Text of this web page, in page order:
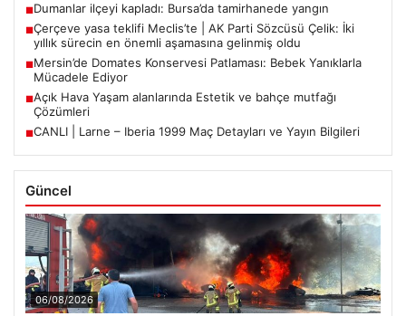
■Dumanlar ilçeyi kapladı: Bursa’da tamirhanede yangın
■Çerçeve yasa teklifi Meclis’te | AK Parti Sözcüsü Çelik: İki
yıllık sürecin en önemli aşamasına gelinmiş oldu
■Mersin’de Domates Konservesi Patlaması: Bebek Yanıklarla
Mücadele Ediyor
■Açık Hava Yaşam alanlarında Estetik ve bahçe mutfağı
Çözümleri
■CANLI | Larne – Iberia 1999 Maç Detayları ve Yayın Bilgileri
Güncel
06/08/2026